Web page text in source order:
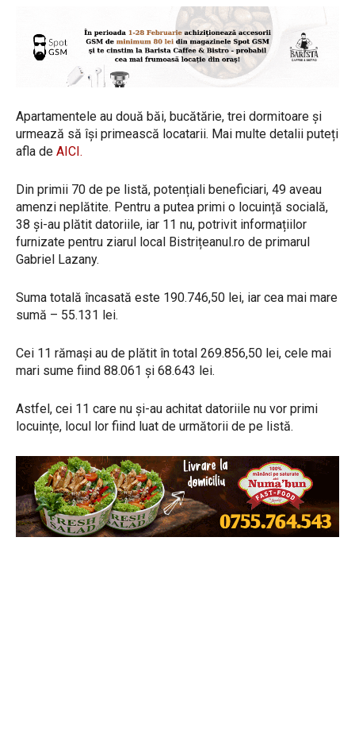
Apartamentele au două băi, bucătărie, trei dormitoare și
urmează să își primească locatarii. Mai multe detalii puteți
afla de AICI.
Din primii 70 de pe listă, potențiali beneficiari, 49 aveau
amenzi neplătite. Pentru a putea primi o locuință socială,
38 și-au plătit datoriile, iar 11 nu, potrivit informațiilor
furnizate pentru ziarul local Bistrițeanul.ro de primarul
Gabriel Lazany.
⁠Suma totală încasată este 190.746,50 lei, iar cea mai mare
sumă – 55.131 lei.
Cei 11 rămași au de plătit în total 269.856,50 lei, cele mai
mari sume fiind 88.061 și 68.643 lei.
Astfel, cei 11 care nu și-au achitat datoriile nu vor primi
locuințe, locul lor fiind luat de următorii de pe listă.